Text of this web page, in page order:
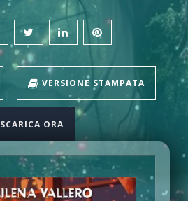
VERSIONE STAMPATA
SCARICA ORA